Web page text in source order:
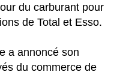
du carburant pour
de Total et Esso.
a annoncé son
du commerce de